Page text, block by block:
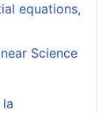
equations,
Science